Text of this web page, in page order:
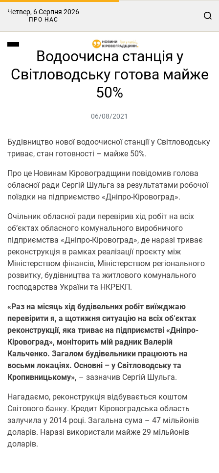
Четвер, 6 Серпня 2026
ПРО НАС
Водоочисна станція у
Світловодську готова майже
50%
06/08/2021
Будівництво нової водоочисної станції у Світловодську
триває, стан готовності – майже 50%.
Про це Нoвинам Кірoвoградщини повідомив голова
обласної ради Сергій Шульга за результатами робочої
поїздки на підприємство «Дніпро-Кіровоград».
Очільник обласної ради перевірив хід робіт на всіх
об‘єктах обласного комунального виробничого
підприємства «Дніпро-Кіровоград», де наразі триває
реконструкція в рамках реалізації проєкту між
Міністерством фінансів, Міністерством регіонального
розвитку, будівництва та житлового комунального
господарства України та НКРЕКП.
«Раз на місяць хід будівельних робіт виїжджаю
перевірити я, а щотижня ситуацію на всіх об‘єктах
реконструкції, яка триває на підприємстві «Дніпро-
Кіровоград», моніторить мій радник Валерій
Кальченко. Загалом будівельники працюють на
восьми локаціях. Основні – у Світловодську та
Кропивницькому», – зазначив Сергій Шульга.
Нагадаємо, реконструкція відбувається коштом
Світового банку. Кредит Кіровоградська область
залучила у 2014 році. Загальна сума – 47 мільйонів
доларів. Наразі використали майже 29 мільйонів
доларів.